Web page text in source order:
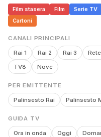
Film stasera
Film Serie TV
Cartoni
CANALI PRINCIPALI
Rai 1 Rai 2 Rai 3
TV8
Nove
PER EMITTENTE
Palinsesto Rai Palinsesto
GUIDA TV
Ora in onda Oggi